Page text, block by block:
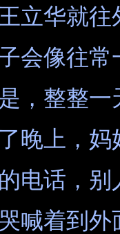
立华就往
会像往常
，整整一
晚上，妈
电话，别
喊着到外